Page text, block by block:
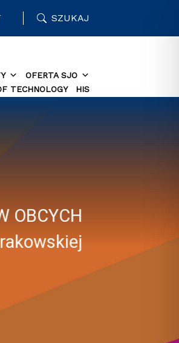
SZUKAJ
OFERTA SJO
TECHNOLOGY
HIS
OBCYCH